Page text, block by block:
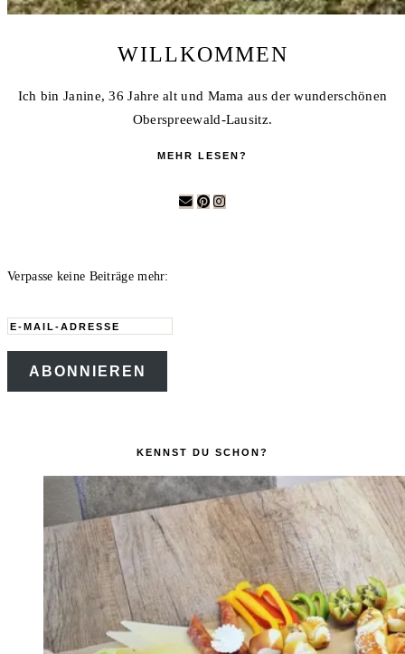
WILLKOMMEN
Ich bin Janine, 36 Jahre alt und Mama aus der wunderschönen
Oberspreewald-Lausitz.
MEHR LESEN?
Verpasse keine Beiträge mehr:
E-
Mail-
Adresse
ABONNIEREN
KENNST DU SCHON?